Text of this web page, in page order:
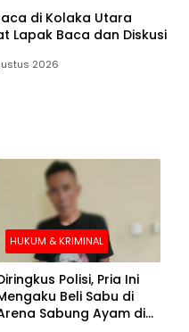
di Kolaka Utara
Lapak Baca dan Diskusi
2026
HUKUM & KRIMINAL
Polisi, Pria Ini
Beli Sabu di
Sabung Ayam di